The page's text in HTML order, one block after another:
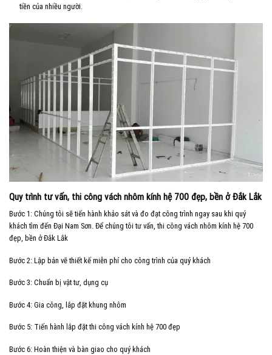
tiền của nhiều người.
Quy trình tư vấn, thi công vách nhôm kính hệ 700 đẹp, bền ở Đắk Lắk
Bước 1: Chúng tôi sẽ tiến hành khảo sát và đo đạt công trình ngay sau khi quý
khách tìm đến Đại Nam Sơn. Để chúng tôi tư vấn, thi công vách nhôm kính hệ 700
đẹp, bền ở Đắk Lắk
Bước 2: Lập bản vẽ thiết kế miễn phí cho công trình của quý khách
Bước 3: Chuẩn bị vật tư, dụng cụ
Bước 4: Gia công, lắp đặt khung nhôm
Bước 5: Tiến hành lắp đặt thi công vách kính hệ 700 đẹp
Bước 6: Hoàn thiện và bàn giao cho quý khách